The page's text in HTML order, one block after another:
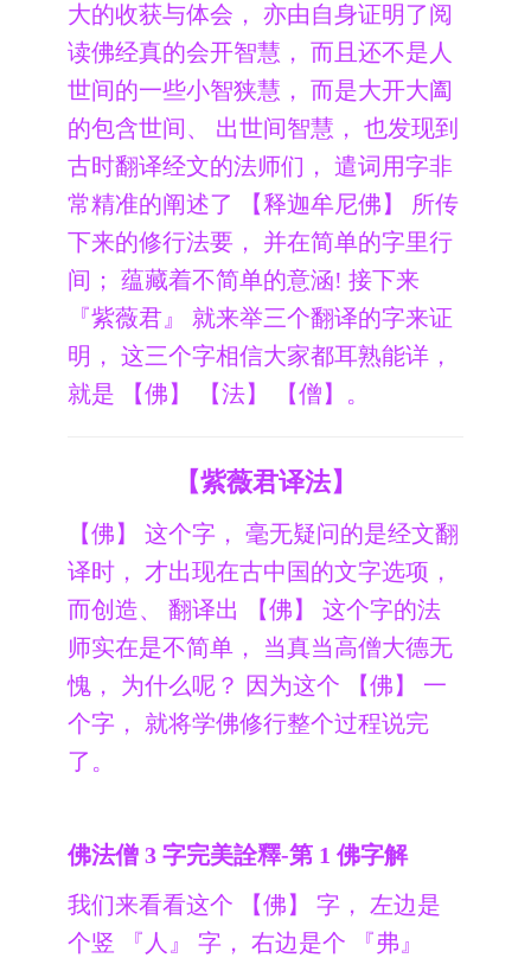
大的收获与体会， 亦由自身证明了阅
读佛经真的会开智慧， 而且还不是人
世间的一些小智狭慧， 而是大开大阖
的包含世间、 出世间智慧， 也发现到
古时翻译经文的法师们， 遣词用字非
常精准的阐述了 【释迦牟尼佛】 所传
下来的修行法要， 并在简单的字里行
间； 蕴藏着不简单的意涵! 接下来
『紫薇君』 就来举三个翻译的字来证
明， 这三个字相信大家都耳熟能详，
就是 【佛】 【法】 【僧】。
【紫薇君译法】
【佛】 这个字， 毫无疑问的是经文翻
译时， 才出现在古中国的文字选项，
而创造、 翻译出 【佛】 这个字的法
师实在是不简单， 当真当高僧大德无
愧， 为什么呢？ 因为这个 【佛】 一
个字， 就将学佛修行整个过程说完
了。
佛法僧 3 字完美詮釋-第 1 佛字解
我们来看看这个 【佛】 字， 左边是
个竖 『人』 字， 右边是个 『弗』